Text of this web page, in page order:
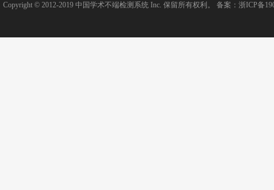
Copyright © 2012-2019 中国学术不端检测系统 Inc. 保留所有权利。 备案： 浙ICP备